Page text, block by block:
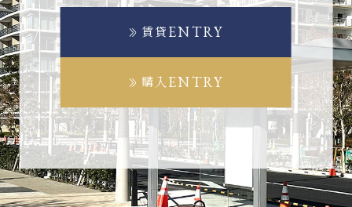
賃貸 ENTRY
購入 ENTRY